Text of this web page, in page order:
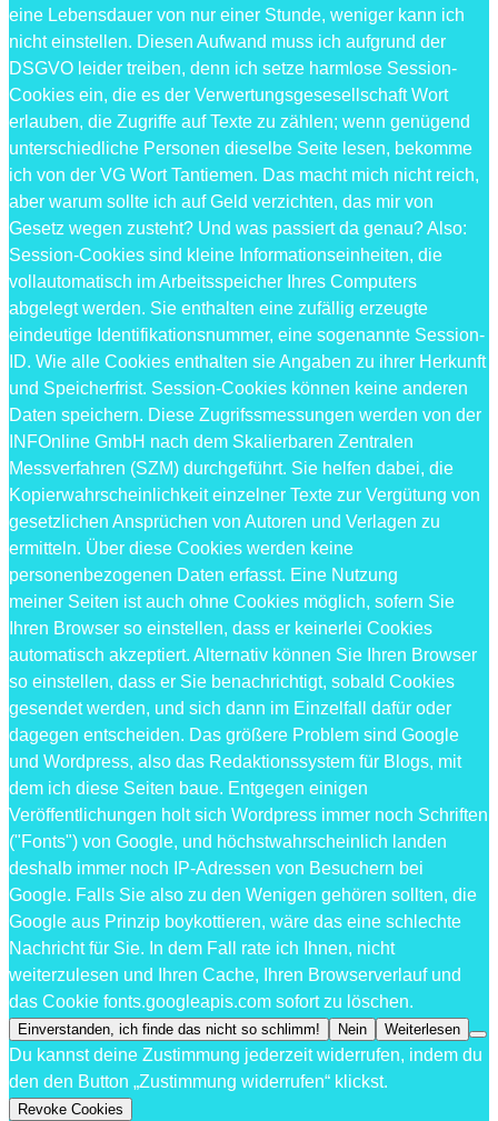
eine Lebensdauer von nur einer Stunde, weniger kann ich
nicht einstellen. Diesen Aufwand muss ich aufgrund der
DSGVO leider treiben, denn ich setze harmlose Session-
Cookies ein, die es der Verwertungsgesesellschaft Wort
erlauben, die Zugriffe auf Texte zu zählen; wenn genügend
unterschiedliche Personen dieselbe Seite lesen, bekomme
ich von der VG Wort Tantiemen. Das macht mich nicht reich,
aber warum sollte ich auf Geld verzichten, das mir von
Gesetz wegen zusteht? Und was passiert da genau? Also:
Session-Cookies sind kleine Informationseinheiten, die
vollautomatisch im Arbeitsspeicher Ihres Computers
abgelegt werden. Sie enthalten eine zufällig erzeugte
eindeutige Identifikationsnummer, eine sogenannte Session-
ID. Wie alle Cookies enthalten sie Angaben zu ihrer Herkunft
und Speicherfrist. Session-Cookies können keine anderen
Daten speichern. Diese Zugrifssmessungen werden von der
INFOnline GmbH nach dem Skalierbaren Zentralen
Messverfahren (SZM) durchgeführt. Sie helfen dabei, die
Kopierwahrscheinlichkeit einzelner Texte zur Vergütung von
gesetzlichen Ansprüchen von Autoren und Verlagen zu
ermitteln. Über diese Cookies werden keine
personenbezogenen Daten erfasst. Eine Nutzung
meiner Seiten ist auch ohne Cookies möglich, sofern Sie
Ihren Browser so einstellen, dass er keinerlei Cookies
automatisch akzeptiert. Alternativ können Sie Ihren Browser
so einstellen, dass er Sie benachrichtigt, sobald Cookies
gesendet werden, und sich dann im Einzelfall dafür oder
dagegen entscheiden. Das größere Problem sind Google
und Wordpress, also das Redaktionssystem für Blogs, mit
dem ich diese Seiten baue. Entgegen einigen
Veröffentlichungen holt sich Wordpress immer noch Schriften
("Fonts") von Google, und höchstwahrscheinlich landen
deshalb immer noch IP-Adressen von Besuchern bei
Google. Falls Sie also zu den Wenigen gehören sollten, die
Google aus Prinzip boykottieren, wäre das eine schlechte
Nachricht für Sie. In dem Fall rate ich Ihnen, nicht
weiterzulesen und Ihren Cache, Ihren Browserverlauf und
das Cookie fonts.googleapis.com sofort zu löschen.
Einverstanden, ich finde das nicht so schlimm! Nein Weiterlesen
Du kannst deine Zustimmung jederzeit widerrufen, indem du
den den Button „Zustimmung widerrufen“ klickst.
Revoke Cookies